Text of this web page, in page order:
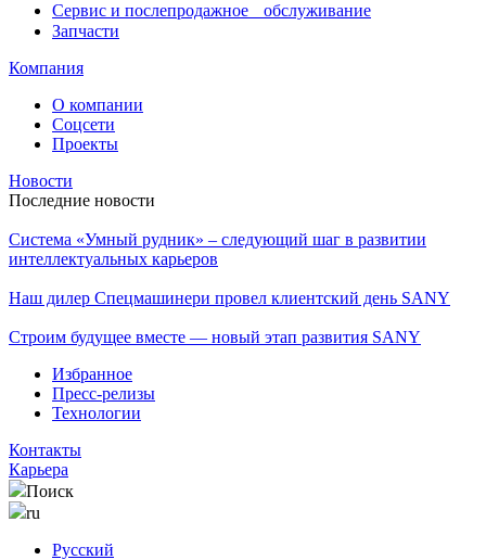
Сервис и послепродажное обслуживание
Запчасти
Компания
О компании
Соцсети
Проекты
Новости
Последние новости
Система «Умный рудник» – следующий шаг в развитии
интеллектуальных карьеров
Наш дилер Спецмашинери провел клиентский день SANY
Строим будущее вместе — новый этап развития SANY
Избранное
Пресс-релизы
Технологии
Контакты
Карьера
Поиск
ru
Русский